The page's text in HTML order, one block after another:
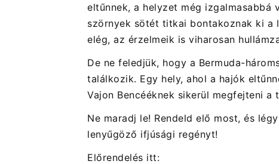
eltűnnek, a helyzet még izgalmasabbá
szörnyek sötét titkai bontakoznak ki a
elég, az érzelmeik is viharosan
De ne feledjük, hogy a Bermuda-
találkozik. Egy hely, ahol a hajók
Vajon Bencééknek sikerül megfejteni a
Ne maradj le! Rendeld elő most, és
lenyűgöző ifjúsági regényt!
Előrendelés itt: